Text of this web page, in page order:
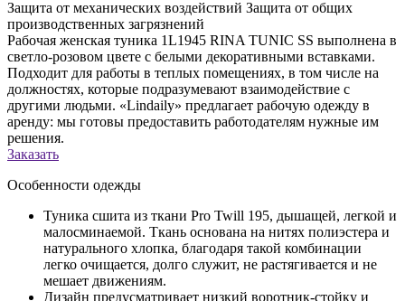
Защита от механических воздействий Защита от общих
производственных загрязнений
Рабочая женская туника 1L1945 RINA TUNIC SS выполнена в
светло-розовом цвете с белыми декоративными вставками.
Подходит для работы в теплых помещениях, в том числе на
должностях, которые подразумевают взаимодействие с
другими людьми. «Lindaily» предлагает рабочую одежду в
аренду: мы готовы предоставить работодателям нужные им
решения.
Заказать
Особенности одежды
Туника сшита из ткани Pro Twill 195, дышащей, легкой и
малосминаемой. Ткань основана на нитях полиэстера и
натурального хлопка, благодаря такой комбинации
легко очищается, долго служит, не растягивается и не
мешает движениям.
Дизайн предусматривает низкий воротник-стойку и